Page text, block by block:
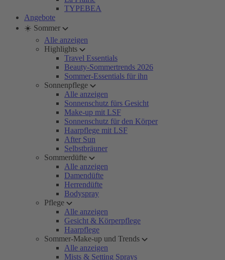
TYPEBEA
Angebote
☀️ Sommer
Alle anzeigen
Highlights
Travel Essentials
Beauty-Sommertrends 2026
Sommer-Essentials für ihn
Sonnenpflege
Alle anzeigen
Sonnenschutz fürs Gesicht
Make-up mit LSF
Sonnenschutz für den Körper
Haarpflege mit LSF
After Sun
Selbstbräuner
Sommerdüfte
Alle anzeigen
Damendüfte
Herrendüfte
Bodyspray
Pflege
Alle anzeigen
Gesicht & Körperpflege
Haarpflege
Sommer-Make-up und Trends
Alle anzeigen
Mists & Setting Sprays